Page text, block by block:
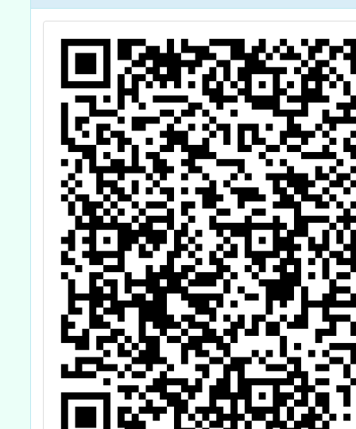
畫之「
教學增
習